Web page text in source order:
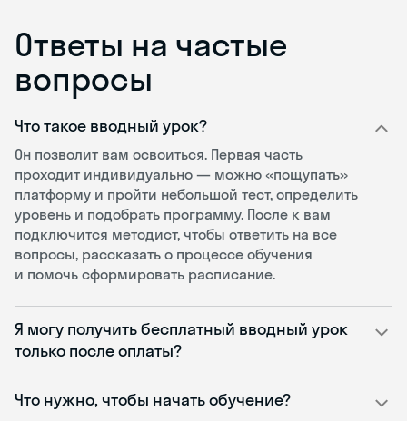
Ответы на частые
вопросы
Что такое вводный урок?
Он позволит вам освоиться. Первая часть
проходит индивидуально — можно «пощупать»
платформу и пройти небольшой тест, определить
уровень и подобрать программу. После к вам
подключится методист, чтобы ответить на все
вопросы, рассказать о процессе обучения
и помочь сформировать расписание.
Я могу получить бесплатный вводный урок
только после оплаты?
Что нужно, чтобы начать обучение?